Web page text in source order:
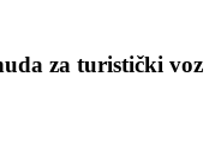
za turistički voz